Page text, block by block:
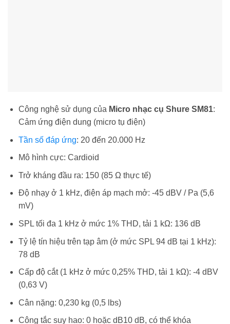
Công nghệ sử dụng của Micro nhạc cụ Shure SM81:
Cảm ứng điện dung (micro tụ điện)
Tần số đáp ứng: 20 đến 20.000 Hz
Mô hình cực: Cardioid
Trở kháng đầu ra: 150 (85 Ω thực tế)
Độ nhạy ở 1 kHz, điện áp mạch mở: -45 dBV / Pa (5,6
mV)
SPL tối đa 1 kHz ở mức 1% THD, tải 1 kΩ: 136 dB
Tỷ lệ tín hiệu trên tạp âm (ở mức SPL 94 dB tại 1 kHz):
78 dB
Cấp độ cắt (1 kHz ở mức 0,25% THD, tải 1 kΩ): -4 dBV
(0,63 V)
Cân nặng: 0,230 kg (0,5 lbs)
Công tắc suy hao: 0 hoặc dB10 dB, có thể khóa